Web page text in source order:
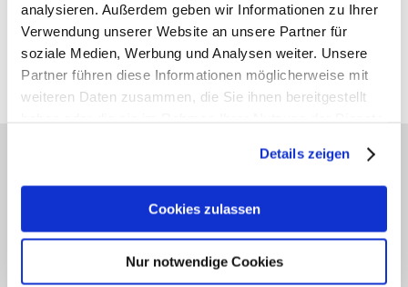
analysieren. Außerdem geben wir Informationen zu Ihrer
Verwendung unserer Website an unsere Partner für
soziale Medien, Werbung und Analysen weiter. Unsere
Partner führen diese Informationen möglicherweise mit
weiteren Daten zusammen, die Sie ihnen bereitgestellt
Details zeigen
Cookies zulassen
Nur notwendige Cookies
Gutscheine bestellen
Alle Preise verstehen sich inklusive der gesetzl. MwSt. und zzgl.
Versand(ab 39,00 € Bestellwert versandkostenfrei!)
Sporttaschen, Schulranzen und Zubehör.Die Bestellung
ist sehr einfach und der Versand erfolgte sehr schnell.